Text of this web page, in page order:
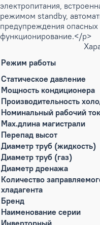
электропитания,
режимом standby,
предупреждения
функционирование.</p>
Режим работы
Статическое давление
Мощность кондиционера
Производительность
Номинальный рабочий ток
Max.длина магистрали
Перепад высот
Диаметр труб (жидкость)
Диаметр труб (газ)
Диаметр дренажа
Количество
хладагента
Бренд
Наименование серии
Инверторный